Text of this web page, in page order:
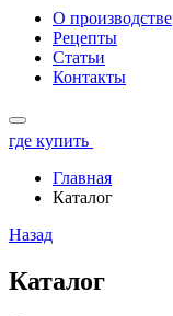
О производстве
Рецепты
Статьи
Контакты
где купить
Главная
Каталог
Назад
Каталог